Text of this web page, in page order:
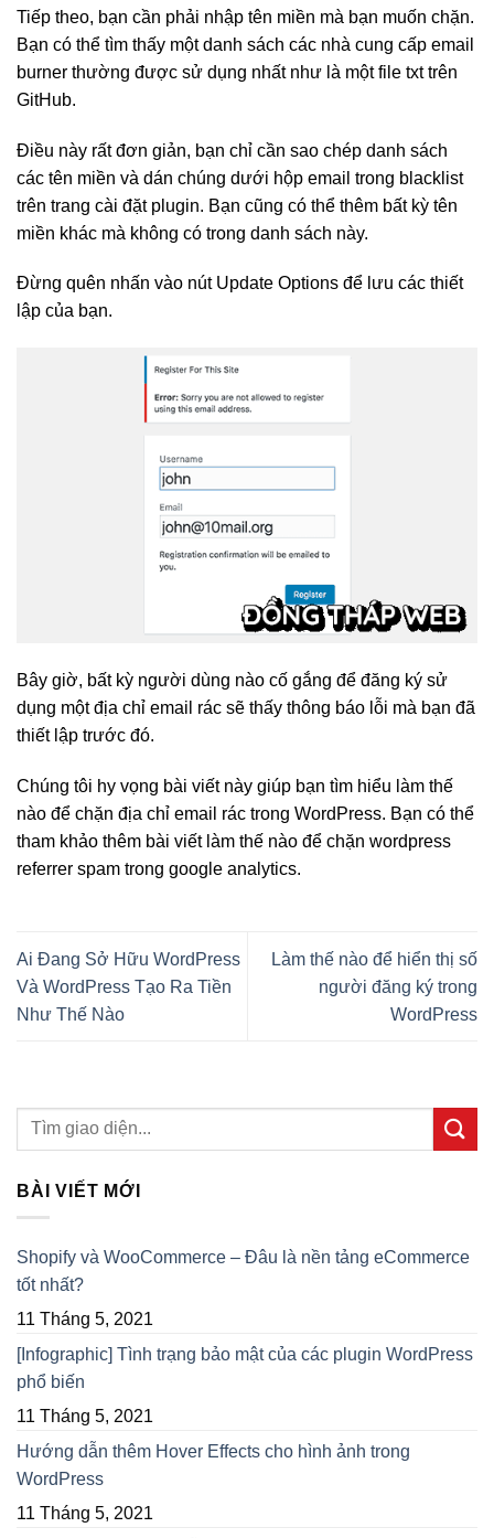
Tiếp theo, bạn cần phải nhập tên miền mà bạn muốn chặn.
Bạn có thể tìm thấy một danh sách các nhà cung cấp email
burner thường được sử dụng nhất như là một file txt trên
GitHub.
Điều này rất đơn giản, bạn chỉ cần sao chép danh sách
các tên miền và dán chúng dưới hộp email trong blacklist
trên trang cài đặt plugin. Bạn cũng có thể thêm bất kỳ tên
miền khác mà không có trong danh sách này.
Đừng quên nhấn vào nút Update Options để lưu các thiết
lập của bạn.
Bây giờ, bất kỳ người dùng nào cố gắng để đăng ký sử
dụng một địa chỉ email rác sẽ thấy thông báo lỗi mà bạn đã
thiết lập trước đó.
Chúng tôi hy vọng bài viết này giúp bạn tìm hiểu làm thế
nào để chặn địa chỉ email rác trong WordPress. Bạn có thể
tham khảo thêm bài viết làm thế nào để chặn wordpress
referrer spam trong google analytics.
Ai Đang Sở Hữu WordPress
Và WordPress Tạo Ra Tiền
Như Thế Nào
Làm thế nào để hiển thị số
người đăng ký trong
WordPress
BÀI VIẾT MỚI
Shopify và WooCommerce – Đâu là nền tảng eCommerce
tốt nhất?
11 Tháng 5, 2021
[Infographic] Tình trạng bảo mật của các plugin WordPress
phổ biến
11 Tháng 5, 2021
Hướng dẫn thêm Hover Effects cho hình ảnh trong
WordPress
11 Tháng 5, 2021